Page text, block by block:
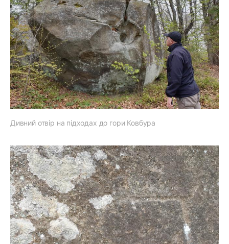
Дивний отвір на підходах до гори Ковбура